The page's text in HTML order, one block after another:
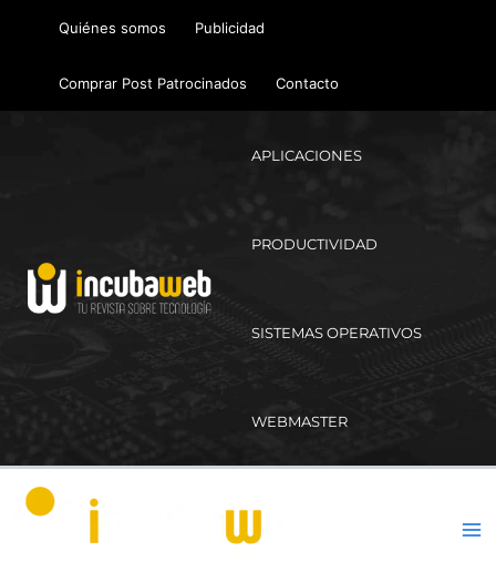
Quiénes somos Publicidad
Comprar Post Patrocinados Contacto
APLICACIONES
PRODUCTIVIDAD
SISTEMAS OPERATIVOS
WEBMASTER